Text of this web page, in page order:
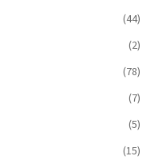
(44)
(2)
(78)
(7)
(5)
(15)